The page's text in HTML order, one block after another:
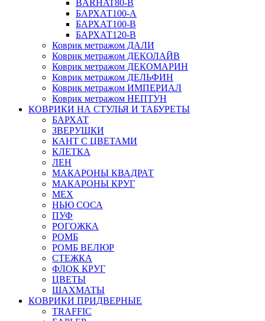
BARHAT80-B
БАРХАТ100-A
БАРХАТ100-B
БАРХАТ120-B
Коврик метражом ДАЛИ
Коврик метражом ДЕКОЛАЙВ
Коврик метражом ДЕКОМАРИН
Коврик метражом ДЕЛЬФИН
Коврик метражом ИМПЕРИАЛ
Коврик метражом НЕПТУН
КОВРИКИ НА СТУЛЬЯ И ТАБУРЕТЫ
БАРХАТ
ЗВЕРУШКИ
КАНТ С ЦВЕТАМИ
КЛЕТКА
ЛЕН
МАКАРОНЫ КВАДРАТ
МАКАРОНЫ КРУГ
МЕХ
НЬЮ СОСА
ПУФ
РОГОЖКА
РОМБ
РОМБ ВЕЛЮР
СТЕЖКА
ФЛОК КРУГ
ЦВЕТЫ
ШАХМАТЫ
КОВРИКИ ПРИДВЕРНЫЕ
TRAFFIC